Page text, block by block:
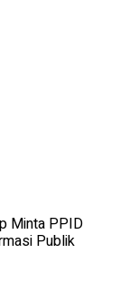
Minta PPID
Publik